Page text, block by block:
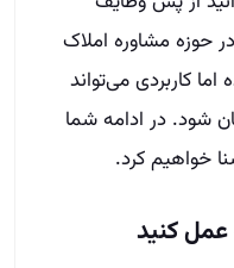
در حوزه مشاوره املاک
کاربردی می‌تواند
شود. در ادامه شما
خواهیم کرد.